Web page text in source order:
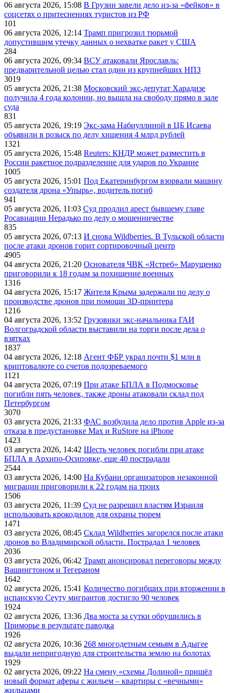
06 августа 2026, 15:08 В Грузии завели дело из-за «фейков» в
соцсетях о притеснениях туристов из РФ
101
06 августа 2026, 12:14 Трамп пригрозил тюрьмой
допустившим утечку данных о нехватке ракет у США
284
06 августа 2026, 09:34 ВСУ атаковали Ярославль:
предварительной целью стал один из крупнейших НПЗ
3019
05 августа 2026, 21:38 Московский экс-депутат Харадизе
получила 4 года колонии, но вышла на свободу прямо в зале
суда
831
05 августа 2026, 19:19 Экс-зама Набиуллиной в ЦБ Исаева
объявили в розыск по делу хищения 4 млрд рублей
1321
05 августа 2026, 15:48 Reuters: КНДР может разместить в
России ракетное подразделение для ударов по Украине
1005
05 августа 2026, 15:01 Под Екатеринбургом взорвали машину
создателя дрона «Упырь», водитель погиб
941
05 августа 2026, 11:03 Суд продлил арест бывшему главе
Росавиации Нерадько по делу о мошенничестве
835
05 августа 2026, 07:13 И снова Wildberries. В Тульской области
после атаки дронов горит сортировочный центр
4905
04 августа 2026, 21:20 Основателя ЧВК «Ястреб» Марущенко
приговорили к 18 годам за похищение военных
1316
04 августа 2026, 15:17 Жителя Крыма задержали по делу о
производстве дронов при помощи 3D‑принтера
1216
04 августа 2026, 13:52 Грузовики экс-начальника ГАИ
Волгоградской области выставили на торги после дела о
взятках
1837
04 августа 2026, 12:18 Агент ФБР украл почти $1 млн в
криптовалюте со счетов подозреваемого
1121
04 августа 2026, 07:19 При атаке БПЛА в Подмосковье
погибли пять человек, также дроны атаковали склад под
Петербургом
3070
03 августа 2026, 21:33 ФАС возбудила дело против Apple из-за
отказа в предустановке Max и RuStore на iPhone
1423
03 августа 2026, 14:42 Шесть человек погибли при атаке
БПЛА в Архипо-Осиповке, еще 40 пострадали
2544
03 августа 2026, 14:00 На Кубани организаторов незаконной
миграции приговорили к 22 годам на троих
1506
03 августа 2026, 11:39 Суд не разрешил властям Израиля
использовать крокодилов для охраны тюрем
1471
03 августа 2026, 08:45 Склад Wildberries загорелся после атаки
дронов во Владимирской области. Пострадал 1 человек
2036
03 августа 2026, 06:42 Трамп анонсировал переговоры между
Вашингтоном и Тегераном
1642
02 августа 2026, 15:41 Количество погибших при вторжении в
испанскую Сеуту мигрантов достигло 90 человек
1924
02 августа 2026, 13:36 Два моста за сутки обрушились в
Приморье в результате паводка
1926
02 августа 2026, 10:36 268 многодетным семьям в Адыгее
выдали непригодную для строительства землю на болотах
1929
02 августа 2026, 09:22 На смену «схемы Долиной» пришёл
новый формат аферы с жильем – квартиры с «вечными»
жильцами